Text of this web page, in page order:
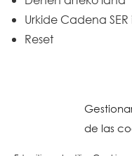
de las
Urkide Cadena
Reset